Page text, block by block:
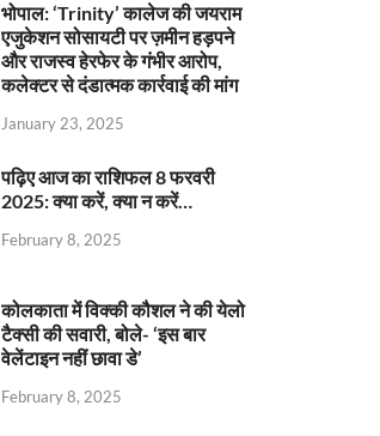
भोपाल: ‘Trinity’ कालेज की जयराम
एजुकेशन सोसायटी पर ज़मीन हड़पने
और राजस्व हेरफेर के गंभीर आरोप,
कलेक्टर से दंडात्मक कार्रवाई की मांग
January 23, 2025
पढ़िए आज का राशिफल 8 फरवरी
2025: क्या करें, क्या न करें…
February 8, 2025
कोलकाता में विक्की कौशल ने की येलो
टैक्सी की सवारी, बोले- ‘इस बार
वेलेंटाइन नहीं छावा डे’
February 8, 2025